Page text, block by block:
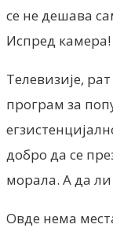
се не дешава
Испред камера!
Телевизије,
програм за
добро да се
морала. А да
Овде нема